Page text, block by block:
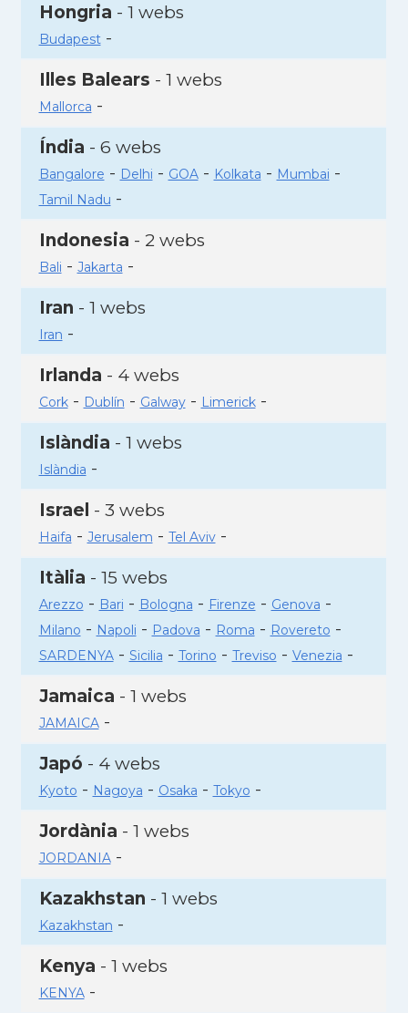
Hongria - 1 webs
Budapest-
Illes Balears - 1 webs
Mallorca -
Índia - 6 webs
Bangalore - Delhi - GOA- Kolkata - Mumbai -
Tamil Nadu -
Indonesia - 2 webs
Bali - Jakarta -
Iran - 1 webs
Iran -
Irlanda - 4 webs
Cork- Dublín - Galway- Limerick-
Islàndia - 1 webs
Islàndia -
Israel - 3 webs
Haifa - Jerusalem - Tel Aviv-
Itàlia - 15 webs
Arezzo - Bari - Bologna - Firenze - Genova -
Milano - Napoli - Padova - Roma - Rovereto -
SARDENYA- Sicilia - Torino - Treviso - Venezia -
Jamaica - 1 webs
JAMAICA-
Japó - 4 webs
Kyoto - Nagoya - Osaka - Tokyo -
Jordània - 1 webs
JORDANIA-
Kazakhstan - 1 webs
Kazakhstan -
Kenya - 1 webs
KENYA-